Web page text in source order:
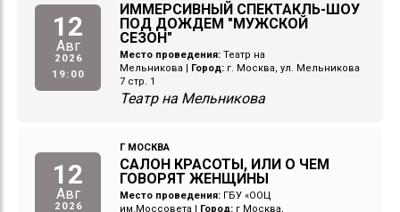
12
Авг
2026
19:00
ИММЕРСИВНЫЙ СПЕКТАКЛЬ-ШОУ
ПОД ДОЖДЕМ "МУЖСКОЙ
СЕЗОН"
Место проведения: Театр на
Мельникова
Город: г. Москва, ул. Мельникова
7 стр. 1
Театр на Мельникова
12
Авг
2026
Г МОСКВА
САЛОН КРАСОТЫ, ИЛИ О ЧЕМ
ГОВОРЯТ ЖЕНЩИНЫ
Место проведения: ГБУ «ООЦ
им.Моссовета
Город: г Москва,